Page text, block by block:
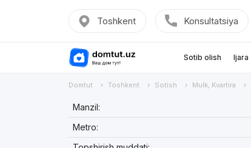
Toshkent Konsultatsiya
Sotib olish Ijara
Domtut Toshkent Sotish Mulk, Kvartira
Manzil:
Metro: